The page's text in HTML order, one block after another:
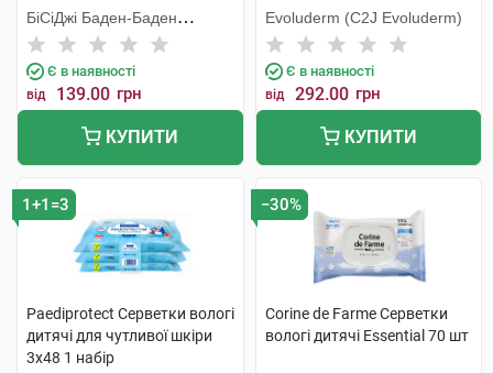
БіСіДжі Баден-Баден
Косметікс Груп Гмбх
Є в наявності
від 139.00 грн
КУПИТИ
Evoluderm (C2J Evoluderm)
Є в наявності
від 292.00 грн
КУПИТИ
1+1=3
Paediprotect Серветки вологі
дитячі для чутливої шкіри
3х48 1 набір
−30%
Corine de Farme Серветки
вологі дитячі Essential 70 шт